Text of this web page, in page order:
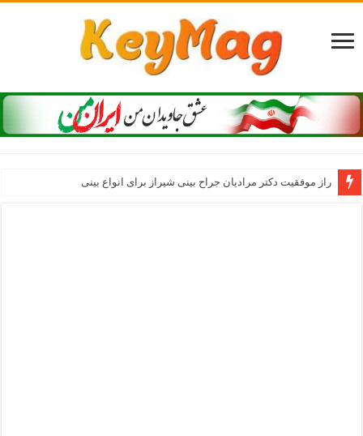
راز موفقیت دکتر مرادیان جراح بینی شیراز برای انواع بینی